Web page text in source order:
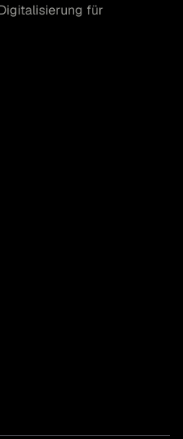
für